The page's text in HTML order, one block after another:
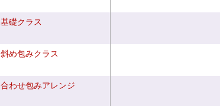
基礎クラス
斜め包みクラス
合わせ包みアレンジ